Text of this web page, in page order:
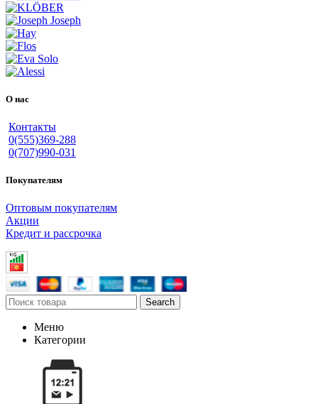
О нас
Контакты
0(555)369-288
0(707)990-031
Покупателям
Оптовым покупателям
Акции
Кредит и рассрочка
Search
Меню
Категории